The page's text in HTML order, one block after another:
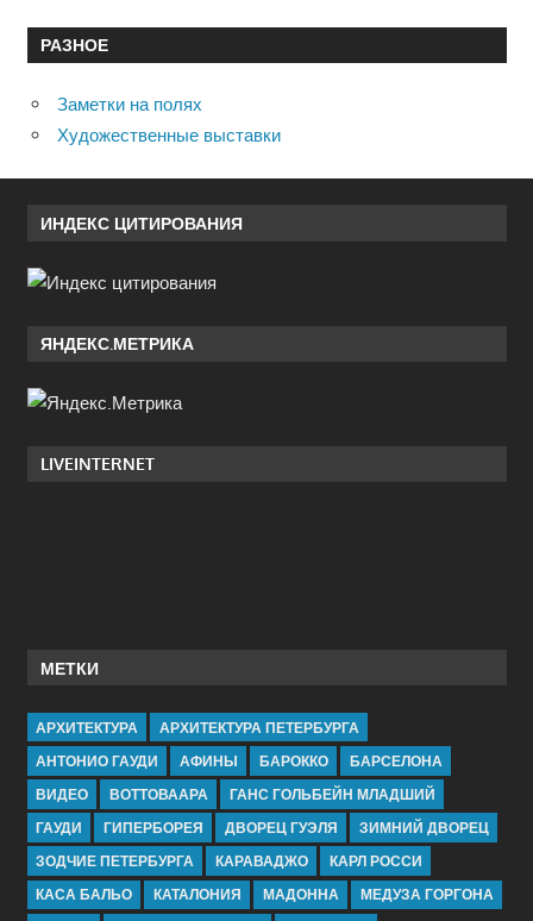
РАЗНОЕ
Заметки на полях
Художественные выставки
ИНДЕКС ЦИТИРОВАНИЯ
ЯНДЕКС.МЕТРИКА
LIVEINTERNET
МЕТКИ
АРХИТЕКТУРА
АРХИТЕКТУРА ПЕТЕРБУРГА
АНТОНИО ГАУДИ
АФИНЫ БАРОККО
БАРСЕЛОНА
ВИДЕО
ВОТТОВААРА
ГАНС ГОЛЬБЕЙН МЛАДШИЙ
ГАУДИ
ГИПЕРБОРЕЯ ДВОРЕЦ ГУЭЛЯ
ЗИМНИЙ ДВОРЕЦ
ЗОДЧИЕ ПЕТЕРБУРГА
КАРАВАДЖО
КАРЛ РОССИ
КАСА БАЛЬО
КАТАЛОНИЯ МАДОННА
МЕДУЗА ГОРГОНА